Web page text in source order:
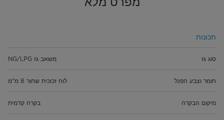
תכונות
סוג גז משאב גז NG/LPG
חומר וצבע הפנל לוח זכוכית שחור 8 מ"מ
מיקום הבקרה בקרה קדמית